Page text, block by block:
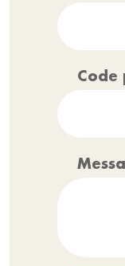
Code